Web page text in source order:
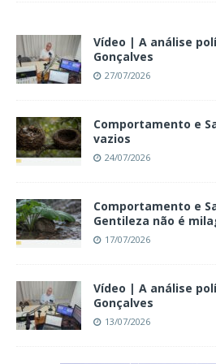
Vídeo | A análise
Gonçalves
27/07/2026
Comportamento e
vazios
24/07/2026
Comportamento e
Gentileza não é
17/07/2026
Vídeo | A análise
Gonçalves
13/07/2026